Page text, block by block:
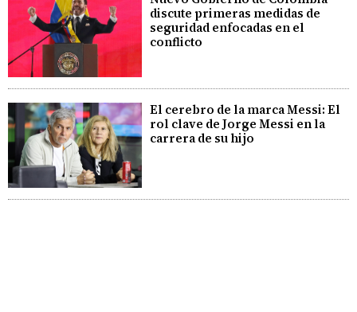
discute primeras medidas de
seguridad enfocadas en el
conflicto
El cerebro de la marca Messi: El
rol clave de Jorge Messi en la
carrera de su hijo